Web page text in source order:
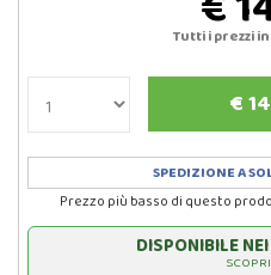
Tutti i prezzi
€
SPEDIZIONE A
Prezzo più basso di questo
DISPONIBILE